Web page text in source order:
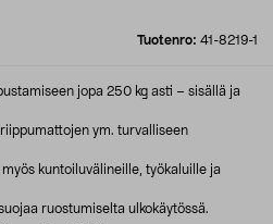
Tuotenro: 41-8219-1
jopa 250 kg asti – sisällä ja
ym. turvalliseen
kuntoiluvälineille, työkaluille ja
ruostumiselta ulkokäytössä.